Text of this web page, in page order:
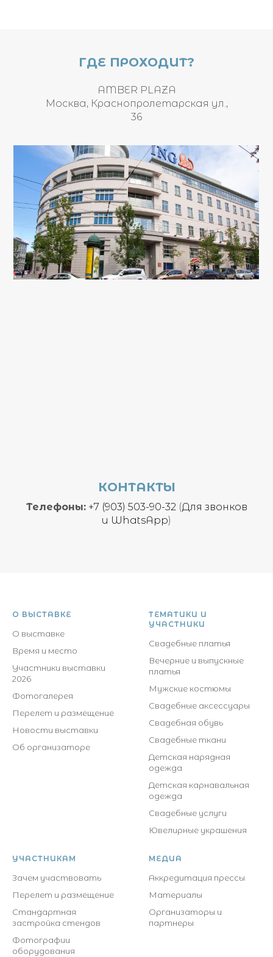
ГДЕ ПРОХОДИТ?
AMBER PLAZA
Москва, Краснопролетарская ул.,
36
КОНТАКТЫ
Телефоны: +7 (903) 503-90-32(Для звонков
и WhatsApp)
О ВЫСТАВКЕ
О выставке
Время и место
Участники выставки
2026
Фотогалерея
Перелет и размещение
Новости выставки
Об организаторе
ТЕМАТИКИ И
УЧАСТНИКИ
Свадебные платья
Вечерние и выпускные
платья
Мужские костюмы
Свадебные аксессуары
Свадебная обувь
Свадебные ткани
Детская нарядная
одежда
Детская карнавальная
одежда
Свадебные услуги
Ювелирные украшения
УЧАСТНИКАМ
Зачем участвовать
Перелет и размещение
Стандартная
застройка стендов
Фотографии
оборудования
МЕДИА
Аккредитация прессы
Материалы
Организаторы и
партнеры